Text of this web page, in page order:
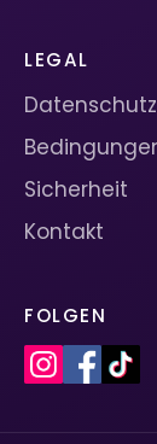
LEGAL
Sicherheit
Kontakt
FOLGEN